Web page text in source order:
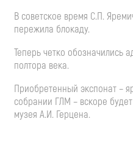
В советское время С.П.
пережила блокаду.
Теперь четко обозначились
полтора века.
Приобретенный экспонат –
собрании ГЛМ – вскоре
музея А.И. Герцена.